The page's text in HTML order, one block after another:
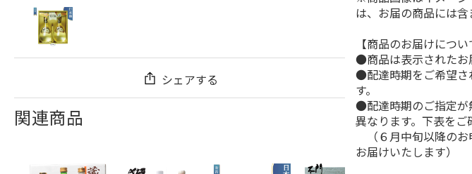
シェアする
関連商品
は、お届の商品には含
【商品のお届けについ
●商品は表示されたお
●配達時期をご希望さ
す。
●配達時期のご指定が
異なります。下表をご
（６月中旬以降のお
お届けいたします）